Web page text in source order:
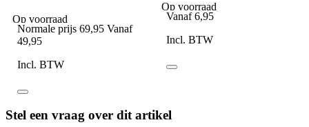
Op voorraad
Normale prijs 69,95 Vanaf
49,95
Incl. BTW
Op voorraad
Vanaf 6,95
Incl. BTW
Stel een vraag over dit artikel